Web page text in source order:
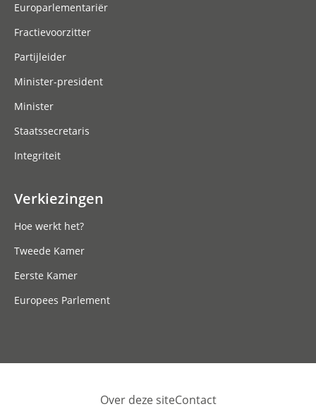
Europarlementariër
Fractievoorzitter
Partijleider
Minister-president
Minister
Staatssecretaris
Integriteit
Verkiezingen
Hoe werkt het?
Tweede Kamer
Eerste Kamer
Europees Parlement
Over deze siteContact